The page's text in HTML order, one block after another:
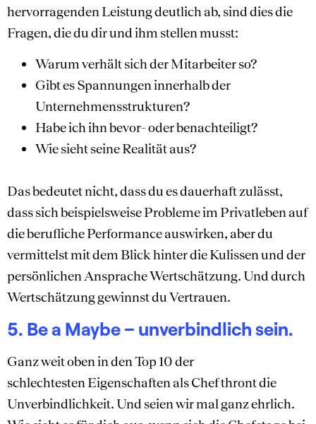
hervorragenden Leistung deutlich ab, sind dies die
Fragen, die du dir und ihm stellen musst:
Warum verhält sich der Mitarbeiter so?
Gibt es Spannungen innerhalb der
Unternehmensstrukturen?
Habe ich ihn bevor- oder benachteiligt?
Wie sieht seine Realität aus?
Das bedeutet nicht, dass du es dauerhaft zulässt,
dass sich beispielsweise Probleme im Privatleben auf
die berufliche Performance auswirken, aber du
vermittelst mit dem Blick hinter die Kulissen und der
persönlichen Ansprache Wertschätzung. Und durch
Wertschätzung gewinnst du Vertrauen.
5. Be a Maybe – unverbindlich sein.
Ganz weit oben in den Top 10 der
schlechtesten Eigenschaften als Chef thront die
Unverbindlichkeit. Und seien wir mal ganz ehrlich.